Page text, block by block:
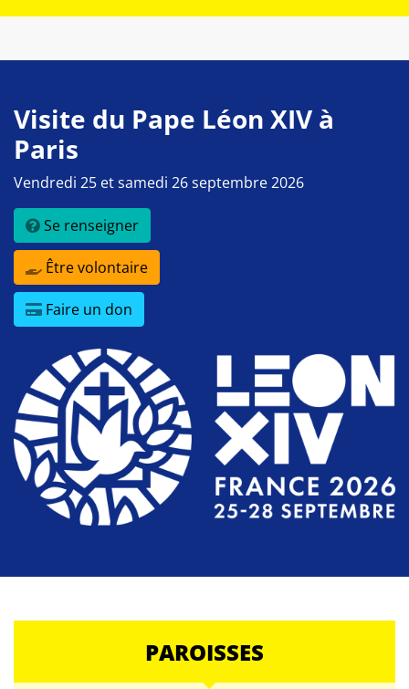
Visite du Pape Léon XIV à
Paris
Vendredi 25 et samedi 26 septembre 2026
Se renseigner
Être volontaire
Faire un don
PAROISSES